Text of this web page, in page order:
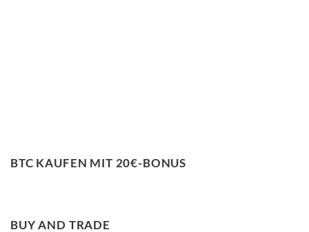
BTC KAUFEN MIT 20€-BONUS
BUY AND TRADE